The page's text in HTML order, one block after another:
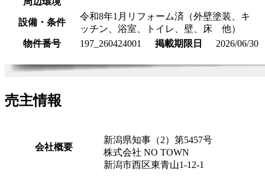
設備・条件
令和8年1月リフォーム済（外壁塗装、キ
ッチン、浴室、トイレ、壁、床 他）
物件番号
197_260424001 掲載期限日 2026/06/30
売主情報
会社概要
新潟県知事（2）第5457号
株式会社 NO TOWN
新潟市西区東青山1-12-1